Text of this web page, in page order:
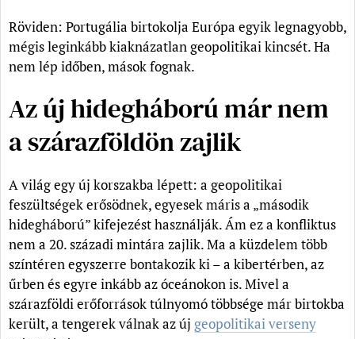
Röviden: Portugália birtokolja Európa egyik legnagyobb,
mégis leginkább kiaknázatlan geopolitikai kincsét. Ha
nem lép időben, mások fognak.
Az új hidegháború már nem
a szárazföldön zajlik
A világ egy új korszakba lépett: a geopolitikai
feszültségek erősödnek, egyesek máris a „második
hidegháború” kifejezést használják. Ám ez a konfliktus
nem a 20. századi mintára zajlik. Ma a küzdelem több
színtéren egyszerre bontakozik ki – a kibertérben, az
űrben és egyre inkább az óceánokon is. Mivel a
szárazföldi erőforrások túlnyomó többsége már birtokba
került, a tengerek válnak az új geopolitikai verseny